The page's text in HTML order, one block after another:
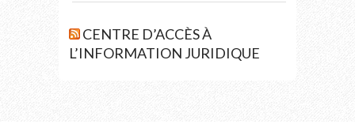
CENTRE D’ACCÈS À
L’INFORMATION JURIDIQUE